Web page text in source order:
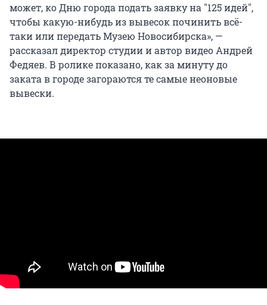
может, ко Дню города подать заявку на "125 идей",
чтобы какую-нибудь из вывесок починить всё-
таки или передать Музею Новосибирска», —
рассказал директор студии и автор видео Андрей
Федяев. В ролике показано, как за минуту до
заката в городе загораются те самые неоновые
вывески.